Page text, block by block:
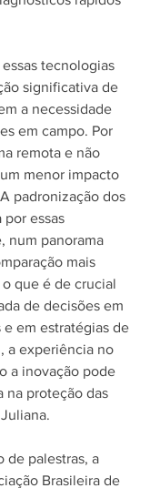
tecnologias
significativa de
a necessidade
em campo. Por
remota e não
menor impacto
padronização dos
essas
num panorama
mais
que é de crucial
de decisões em
em estratégias de
a experiência no
a inovação pode
na proteção das
de palestras, a
Brasileira de